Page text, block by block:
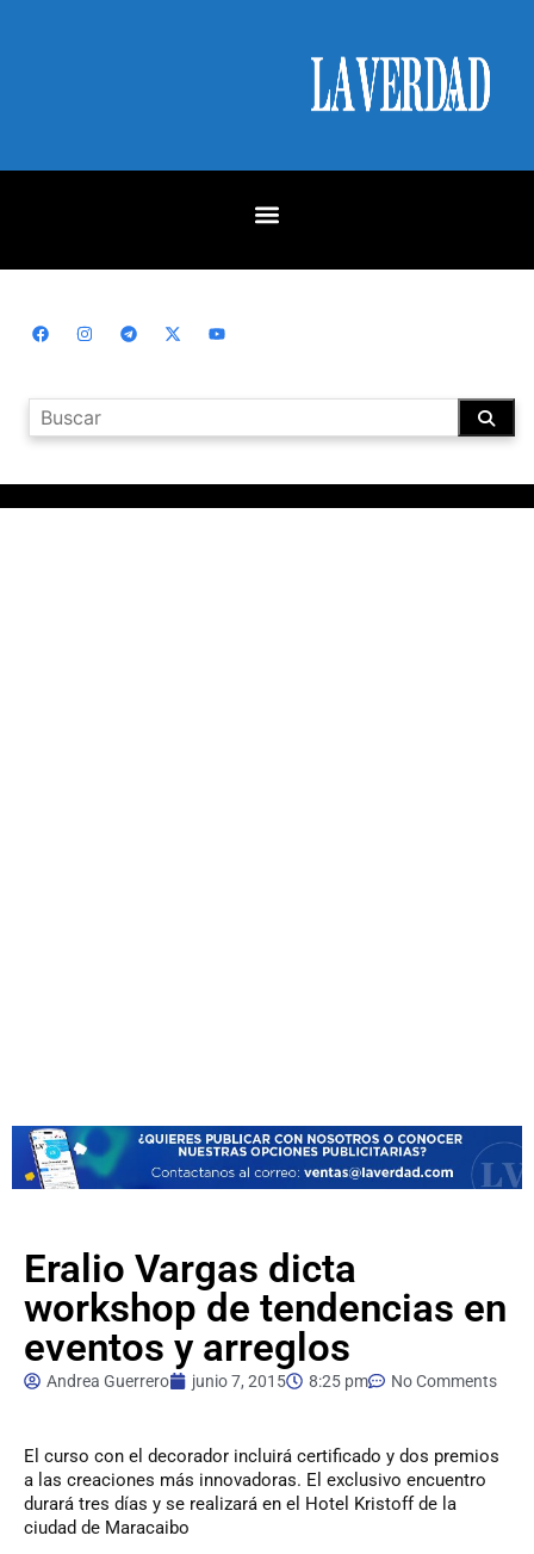
Eralio Vargas dicta
workshop de tendencias en
eventos y arreglos
Andrea Guerrero junio 7, 2015 8:25 pm No Comments
El curso con el decorador incluirá certificado y dos premios
a las creaciones más innovadoras. El exclusivo encuentro
durará tres días y se realizará en el Hotel Kristoff de la
ciudad de Maracaibo